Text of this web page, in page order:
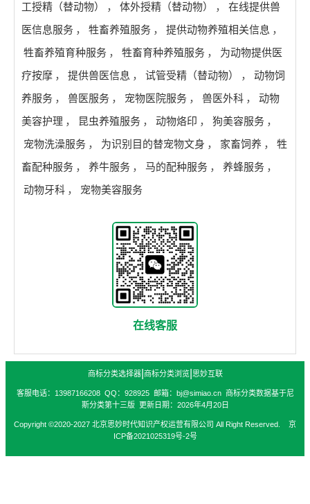
工授精（替动物）
， 体外授精（替动物） ，
在线提供兽
医信息服务 ， 牲畜养殖服务 ， 提供动物养殖相关信息 ，
牲畜养殖育种服务 ， 牲畜育种养殖服务 ，
为动物提供医
疗按摩 ， 提供兽医信息 ， 试管受精（替动物） ，
动物饲
养服务 ， 兽医服务 ， 宠物医院服务 ， 兽医外科 ，
动物
美容护理 ， 昆虫养殖服务 ， 动物烙印 ， 狗美容服务 ，
宠物洗澡服务 ， 为识别目的替宠物文身 ， 家畜饲养 ，
牲
畜配种服务 ， 养牛服务 ， 马的配种服务 ， 养蜂服务 ，
动物牙科 ， 宠物美容服务
在线客服
商标分类选择器| 商标分类浏览| 思妙互联
客服电话：13987166208 QQ：928925 邮箱：bj@simiao.cn 商标分类数据基于尼
斯分类第十三版 更新日期：2026年4月20日
Copyright ©2020-2027 北京思妙时代知识产权运营有限公司 All Right Reserved. 京
ICP备2021025319号-2号